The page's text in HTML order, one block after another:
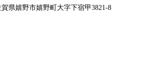
賀県嬉野市嬉野町大字下宿甲3821-8